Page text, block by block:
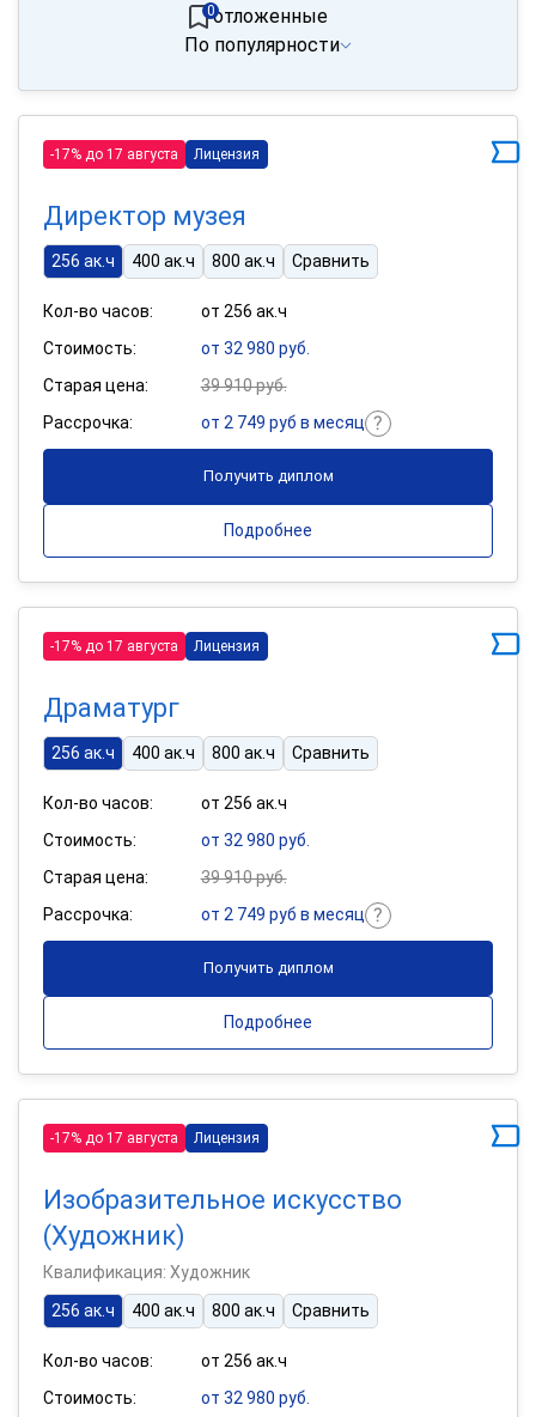
отложенные
0
По популярности
-17% до 17 августа Лицензия
Директор музея
256 ак.ч 400 ак.ч 800 ак.ч Сравнить
Кол-во часов:
от 256 ак.ч
Стоимость:
от 32 980 руб.
Старая цена:
39 910 руб.
Рассрочка:
от 2 749 руб в месяц
Получить диплом
Подробнее
-17% до 17 августа Лицензия
Драматург
256 ак.ч 400 ак.ч 800 ак.ч Сравнить
Кол-во часов:
от 256 ак.ч
Стоимость:
от 32 980 руб.
Старая цена:
39 910 руб.
Рассрочка:
от 2 749 руб в месяц
Получить диплом
Подробнее
-17% до 17 августа Лицензия
Изобразительное искусство
(Художник)
Квалификация: Художник
256 ак.ч
400 ак.ч 800 ак.ч Сравнить
Кол-во часов:
от 256 ак.ч
Стоимость:
от 32 980 руб.